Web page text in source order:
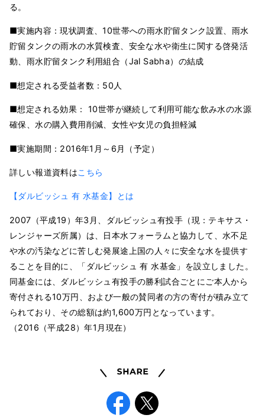
る。
■実施内容：現状調査、10世帯への雨水貯留タンク設置、雨水
貯留タンクの雨水の水質検査、安全な水や衛生に関する啓発活
動、雨水貯留タンク利用組合（Jal Sabha）の結成
■想定される受益者数：50人
■想定される効果： 10世帯が継続して利用可能な飲み水の水源
確保、水の購入費用削減、女性や女児の負担軽減
■実施期間：2016年1月～6月（予定）
詳しい報道資料はこちら
【ダルビッシュ 有 水基金】とは
2007（平成19）年3月、ダルビッシュ有投手（現：テキサス・
レンジャーズ所属）は、日本水フォーラムと協力して、水不足
や水の汚染などに苦しむ発展途上国の人々に安全な水を提供す
ることを目的に、「ダルビッシュ 有 水基金」を設立しました。
同基金には、ダルビッシュ有投手の勝利試合ごとにご本人から
寄付される10万円、および一般の賛同者の方の寄付が積み立て
られており、その総額は約1,600万円となっています。
（2016（平成28）年1月現在）
Share